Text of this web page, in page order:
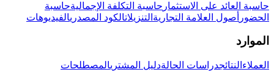
حاسبة العائد على الاستثمار حاسبة التكلفة الإجماليةحاسبة
الحضور أصول العلامة التجارية التنزيلاتالكود المصدريالفيديوهات
الموارد
العملاء النتائجدراسات الحالةدليل المشتريالمصطلحات